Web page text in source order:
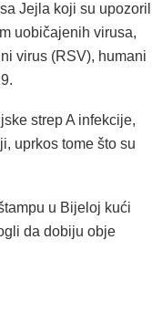
Jejla koji su
uobičajenih virusa,
virus (RSV), humani
strep A infekcije,
uprkos tome što su
u Bijeloj kući
da dobiju obje